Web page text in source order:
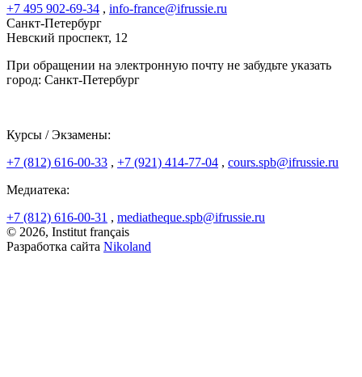
+7 495 902-69-34 , info-france@ifrussie.ru
Санкт-Петербург
Невский проспект, 12
При обращении на электронную почту не забудьте указать
город: Санкт-Петербург
Курсы / Экзамены:
+7 (812) 616-00-33 , +7 (921) 414-77-04 , cours.spb@ifrussie.ru
Медиатека:
+7 (812) 616-00-31 , mediatheque.spb@ifrussie.ru
© 2026, Institut français
Разработка сайта Nikoland